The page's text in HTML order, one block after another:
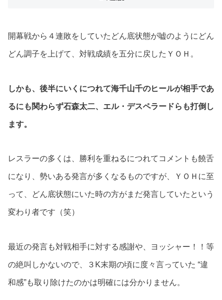
開幕戦から４連敗をしていたどん底状態が嘘のようにどん
どん調子を上げて、対戦成績を五分に戻したＹＯＨ。
しかも、後半にいくにつれて海千山千のヒールが相手であ
るにも関わらず石森太二、エル・デスペラードらも打倒し
ます。
レスラーの多くは、勝利を重ねるにつれてコメントも饒舌
になり、勢いある発言が多くなるものですが、ＹＯＨに至
って、どん底状態にいた時の方がまだ発言していたという
変わり者です（笑）
最近の発言も対戦相手に対する感謝や、ヨッシャー！！等
の絶叫しかないので、３K末期の頃に度々言っていた “違
和感”も取り除けたのかは明確には分かりません。